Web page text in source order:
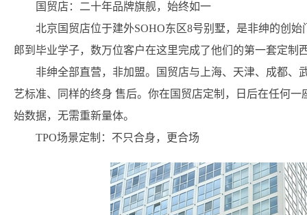
国贸店：二十年品牌旗舰，始终如一
北京国贸店位于建外SOHO东区8号别墅，是非绅的创
郎到毕业学子，数万位客户在这里完成了他们的第一套定制
非绅全部直营，非加盟。国贸店与上海、天津、成都
艺标准、同样的终身 售后。你在国贸店定制，日后在任何
始数据，无需重新量体。
TPO场景定制：不只合身，更合场